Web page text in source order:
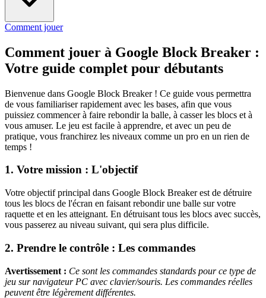
Comment jouer
Comment jouer à Google Block Breaker :
Votre guide complet pour débutants
Bienvenue dans Google Block Breaker ! Ce guide vous permettra
de vous familiariser rapidement avec les bases, afin que vous
puissiez commencer à faire rebondir la balle, à casser les blocs et à
vous amuser. Le jeu est facile à apprendre, et avec un peu de
pratique, vous franchirez les niveaux comme un pro en un rien de
temps !
1. Votre mission : L'objectif
Votre objectif principal dans Google Block Breaker est de détruire
tous les blocs de l'écran en faisant rebondir une balle sur votre
raquette et en les atteignant. En détruisant tous les blocs avec succès,
vous passerez au niveau suivant, qui sera plus difficile.
2. Prendre le contrôle : Les commandes
Avertissement : Ce sont les commandes standards pour ce type de
jeu sur navigateur PC avec clavier/souris. Les commandes réelles
peuvent être légèrement différentes.